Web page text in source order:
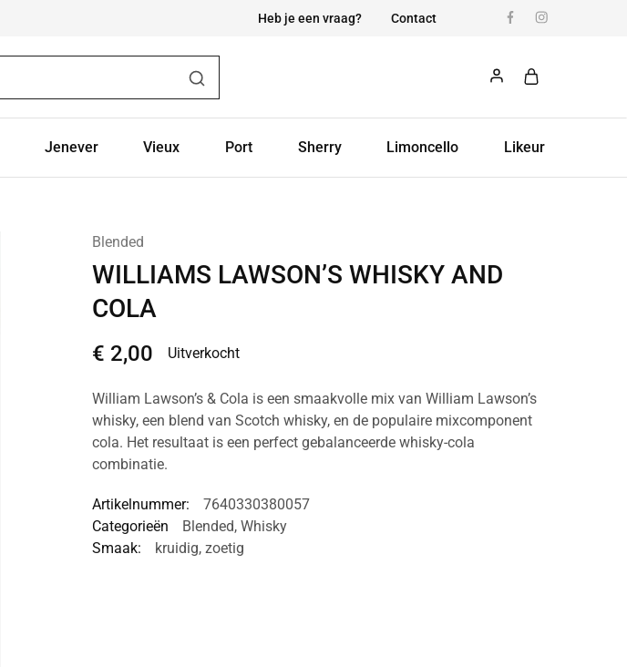
Heb je een vraag? Contact
Jenever Vieux Port Sherry Limoncello Likeur
Blended
WILLIAMS LAWSON’S WHISKY AND
COLA
€ 2,00 Uitverkocht
William Lawson’s & Cola is een smaakvolle mix van William Lawson’s
whisky, een blend van Scotch whisky, en de populaire mixcomponent
cola. Het resultaat is een perfect gebalanceerde whisky-cola
combinatie.
Artikelnummer:
7640330380057
Categorieën
Blended, Whisky
Smaak:
kruidig, zoetig